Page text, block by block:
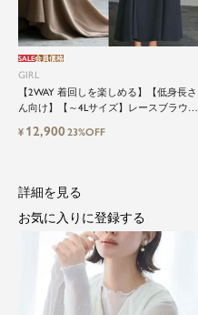
GIRL
【2WAY 着回しを楽しめる】【低身長さ
ん向け】【～4Lサイズ】レースブラウス
ング結婚式ワンピース
SALE会員価格
¥ 12,90023%OFF
詳細を見る
お気に入りに登録する